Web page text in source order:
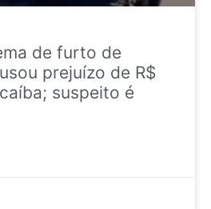
de furto de
prejuízo de R$
suspeito é